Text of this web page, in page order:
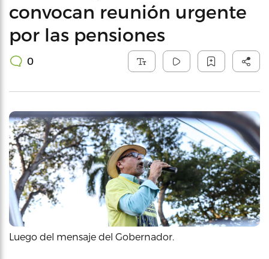
convocan reunión urgente
por las pensiones
0
Luego del mensaje del Gobernador.